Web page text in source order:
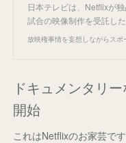
日本テレビは、Netflixが
試合の映像制作を受託し
放映権事情を妄想しながらス
ドキュメンタリ
開始
これはNetflixのお家芸で